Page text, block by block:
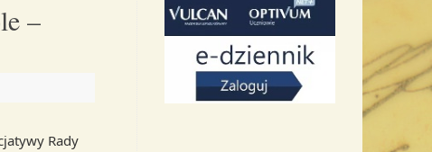
–
Rady